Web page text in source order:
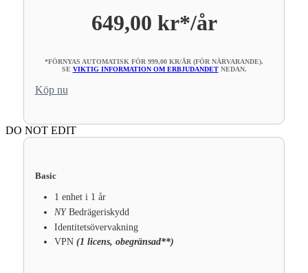
649,00 kr*/år
*FÖRNYAS AUTOMATISK FÖR 999,00 KR/ÅR (FÖR NÄRVARANDE).
SE VIKTIG INFORMATION OM ERBJUDANDETNEDAN.
Köp nu
DO NOT EDIT
Basic
1 enhet i 1 år
NYBedrägeriskydd
Identitetsövervakning
VPN (1 licens, obegränsad**)